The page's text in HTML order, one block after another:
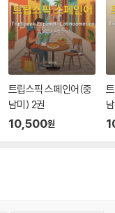
트립스픽 스페인어(중
남미) 2권
10,500원